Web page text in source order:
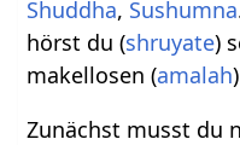
Shuddha, Sushumna
hörst du (shruyate)
makellosen (amalah)
Zunächst musst du